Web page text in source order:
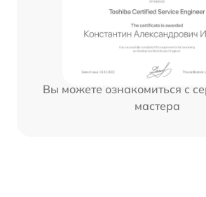
Вы можете ознакомиться с
мастера